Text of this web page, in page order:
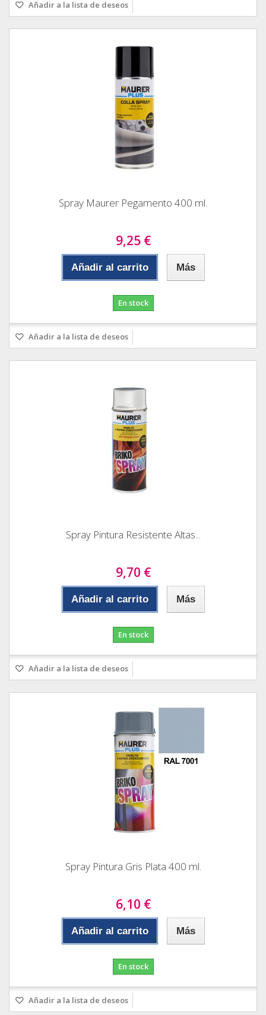
Añadir a la lista de deseos
Spray Maurer Pegamento 400 ml.
9,25 €
Añadir al carrito Más
En stock
Añadir a la lista de deseos
Spray Pintura Resistente Altas...
9,70 €
Añadir al carrito Más
En stock
Añadir a la lista de deseos
Spray Pintura Gris Plata 400 ml.
6,10 €
Añadir al carrito Más
En stock
Añadir a la lista de deseos